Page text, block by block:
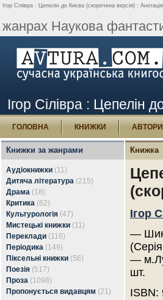
Ігор Сілівра : Цепелін до Києва (скорочена версія) :
жанрах Наукова
Ігор Сілівра : Цепелін
ГОЛОВНА КНИЖКИ АВТОРИ
Книжки за жанрами
Аудіокнижки (11)
Дитяча література (215)
Драма (18)
Критика (62)
Культурологія (47)
Мистецькі книжки (11)
Переклади (116)
Періодика (149)
Піксельні книжки (56)
Поезія (517)
Проза (1098)
Пропонується видавцям (21)
Книжка
Ігор
—
—
шт.
ISBN: